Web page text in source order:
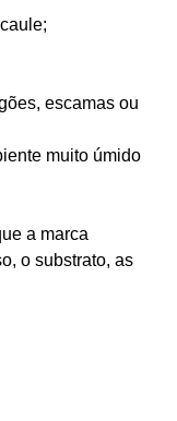
escamas ou
muito úmido
a marca
o substrato, as